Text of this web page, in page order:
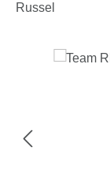
Russel
Bildergalerie